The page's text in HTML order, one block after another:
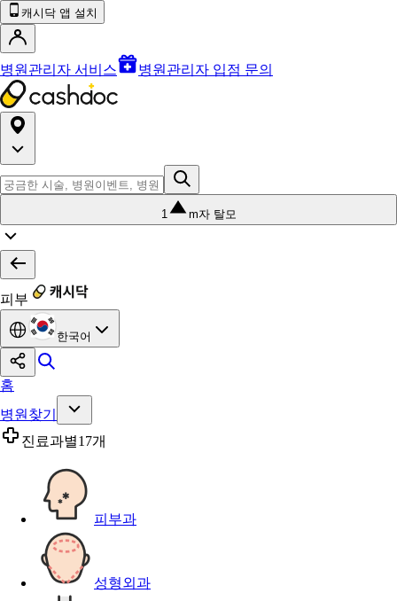
캐시닥 앱 설치
병원관리자 서비스 병원관리자 입점 문의
1 m자 탈모
피부
한국어
홈
병원찾기
진료과별17개
피부과
성형외과